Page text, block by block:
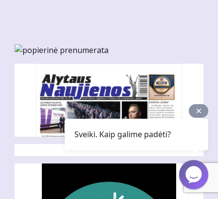
Sveiki. Kaip galime padėti?